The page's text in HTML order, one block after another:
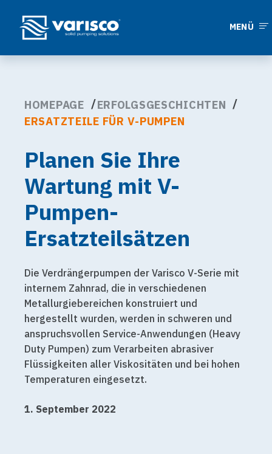
MENÜ
HOMEPAGE
ERFOLGSGESCHICHTEN
ERSATZTEILE FÜR V-PUMPEN
Planen Sie Ihre
Wartung mit V-
Pumpen-
Ersatzteilsätzen
Die Verdrängerpumpen der Varisco V-Serie mit
internem Zahnrad, die in verschiedenen
Metallurgiebereichen konstruiert und
hergestellt wurden, werden in schweren und
anspruchsvollen Service-Anwendungen (Heavy
Duty Pumpen) zum Verarbeiten abrasiver
Flüssigkeiten aller Viskositäten und bei hohen
Temperaturen eingesetzt.
1. September 2022